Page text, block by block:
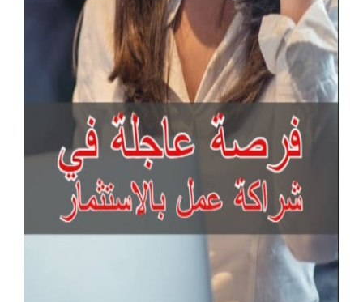
آخر الإعلانات
سويتش ريجي حل متكامل لتوسعة الشبكة